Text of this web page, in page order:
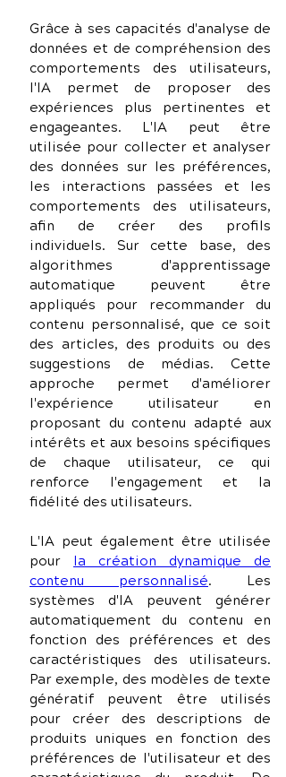
Grâce à ses capacités d'analyse de
données et de compréhension des
comportements des utilisateurs,
l'IA permet de proposer des
expériences plus pertinentes et
engageantes. L'IA peut être
utilisée pour collecter et analyser
des données sur les préférences,
les interactions passées et les
comportements des utilisateurs,
afin de créer des profils
individuels. Sur cette base, des
algorithmes d'apprentissage
automatique peuvent être
appliqués pour recommander du
contenu personnalisé, que ce soit
des articles, des produits ou des
suggestions de médias. Cette
approche permet d'améliorer
l'expérience utilisateur en
proposant du contenu adapté aux
intérêts et aux besoins spécifiques
de chaque utilisateur, ce qui
renforce l'engagement et la
fidélité des utilisateurs.
L'IA peut également être utilisée
pour la création dynamique de
contenu personnalisé. Les
systèmes d'IA peuvent générer
automatiquement du contenu en
fonction des préférences et des
caractéristiques des utilisateurs.
Par exemple, des modèles de texte
génératif peuvent être utilisés
pour créer des descriptions de
produits uniques en fonction des
préférences de l'utilisateur et des